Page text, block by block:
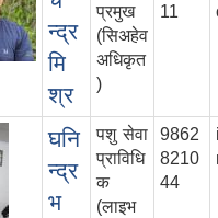
न्द्र
मि
श्र
प्रमुख
(सिअहेव
अधिकृत
)
11
घनि
न्द्र
भ
पशु सेवा
प्राविधि
क
(लाइभ
9862
8210
44